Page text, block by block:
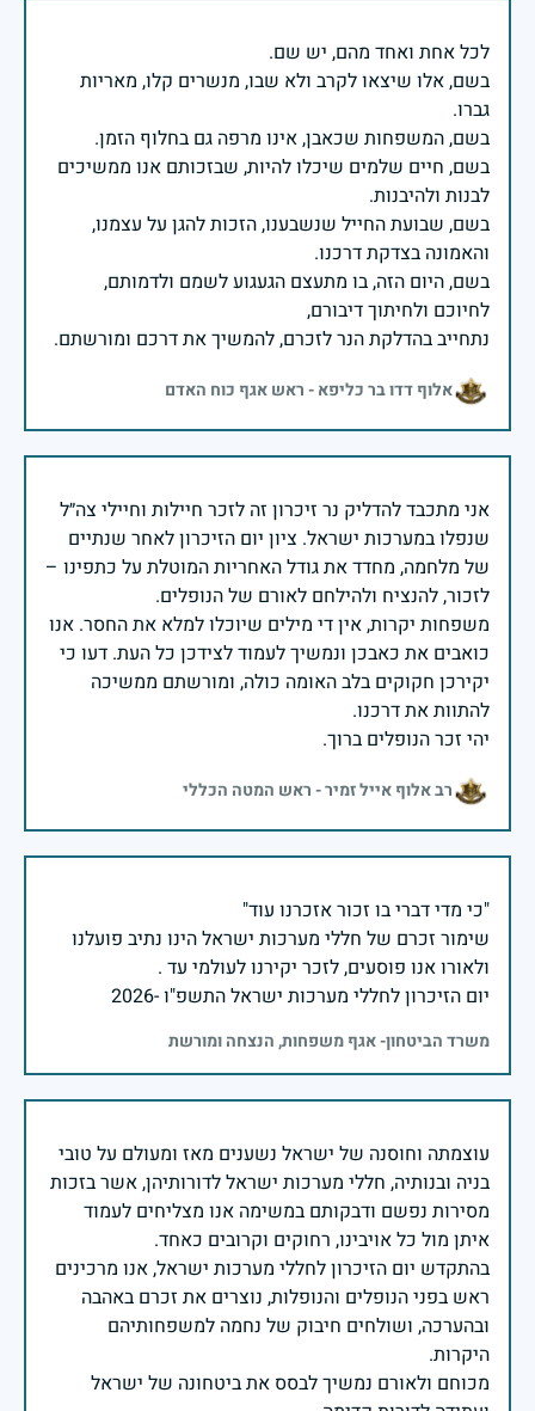
בשם, אלו שיצאו לקרב ולא שבו, מנשרים קלו, מאריות
בשם, חיים שלמים שיכלו להיות, שבזכותם אנו ממשיכים
בשם, שבועת החייל שנשבענו, הזכות להגן על עצמנו,
בשם, היום הזה, בו מתעצם הגעגוע לשמם ולדמותם,
נתחייב בהדלקת הנר לזכרם, להמשיך את דרכם ומורשתם.
אלוף דדו בר כליפא - ראש אגף כוח האדם
אני מתכבד להדליק נר זיכרון זה לזכר חיילות וחיילי צה״ל
שנפלו במערכות ישראל. ציון יום הזיכרון לאחר שנתיים
של מלחמה, מחדד את גודל האחריות המוטלת על כתפינו –
משפחות יקרות, אין די מילים שיוכלו למלא את החסר. אנו
כואבים את כאבכן ונמשיך לעמוד לצידכן כל העת. דעו כי
יקירכן חקוקים בלב האומה כולה, ומורשתם ממשיכה
יהי זכר הנופלים ברוך.
רב אלוף אייל זמיר - ראש המטה הכללי
שימור זכרם של חללי מערכות ישראל הינו נתיב פועלנו
יום הזיכרון לחללי מערכות ישראל התשפ"ו -2026
משרד הביטחון- אגף משפחות, הנצחה ומורשת
עוצמתה וחוסנה של ישראל נשענים מאז ומעולם על טובי
בניה ובנותיה, חללי מערכות ישראל לדורותיהן, אשר בזכות
מסירות נפשם ודבקותם במשימה אנו מצליחים לעמוד
בהתקדש יום הזיכרון לחללי מערכות ישראל, אנו מרכינים
ראש בפני הנופלים והנופלות, נוצרים את זכרם באהבה
ובהערכה, ושולחים חיבוק של נחמה למשפחותיהם
מכוחם ולאורם נמשיך לבסס את ביטחונה של ישראל